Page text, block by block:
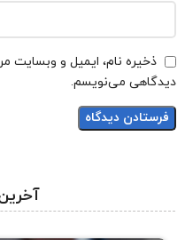
ذخیره نام، ایمیل و وبسایت
دیدگاهی می‌نویسم.